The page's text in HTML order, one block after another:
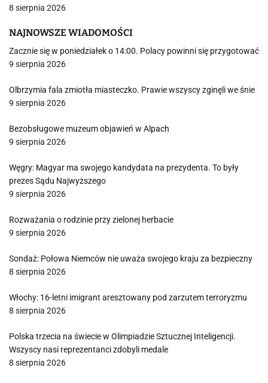
8 sierpnia 2026
NAJNOWSZE WIADOMOŚCI
Zacznie się w poniedziałek o 14:00. Polacy powinni się przygotować
9 sierpnia 2026
Olbrzymia fala zmiotła miasteczko. Prawie wszyscy zginęli we śnie
9 sierpnia 2026
Bezobsługowe muzeum objawień w Alpach
9 sierpnia 2026
Węgry: Magyar ma swojego kandydata na prezydenta. To były
prezes Sądu Najwyższego
9 sierpnia 2026
Rozważania o rodzinie przy zielonej herbacie
9 sierpnia 2026
Sondaż: Połowa Niemców nie uważa swojego kraju za bezpieczny
8 sierpnia 2026
Włochy: 16-letni imigrant aresztowany pod zarzutem terroryzmu
8 sierpnia 2026
Polska trzecia na świecie w Olimpiadzie Sztucznej Inteligencji.
Wszyscy nasi reprezentanci zdobyli medale
8 sierpnia 2026